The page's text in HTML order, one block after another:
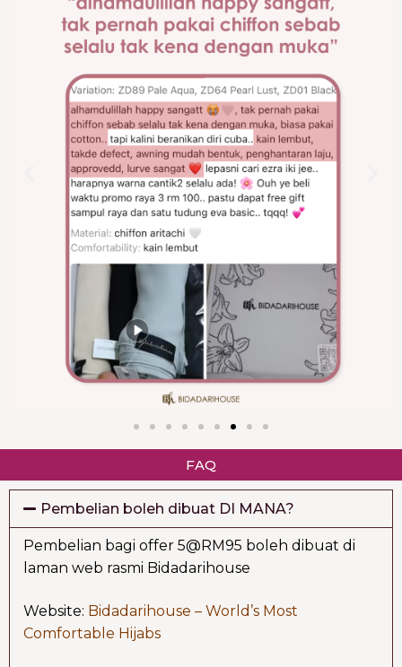
FAQ
Pembelian boleh dibuat DI MANA?
Pembelian bagi offer 5@RM95 boleh dibuat di
laman web rasmi Bidadarihouse
Website: Bidadarihouse – World’s Most
Comfortable Hijabs